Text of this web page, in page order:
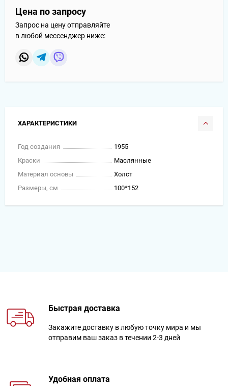
Цена по запросу
Запрос на цену отправляйте
в любой мессенджер ниже:
ХАРАКТЕРИСТИКИ
Год создания
1955
Краски
Маслянные
Материал основы
Холст
Размеры, см
100*152
Быстрая доставка
Закажите доставку в любую точку мира и мы
отправим ваш заказ в течении 2-3 дней
Удобная оплата